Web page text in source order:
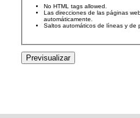
No HTML tags allowed.
Las direcciones de las páginas
automáticamente.
Saltos automáticos de líneas y de